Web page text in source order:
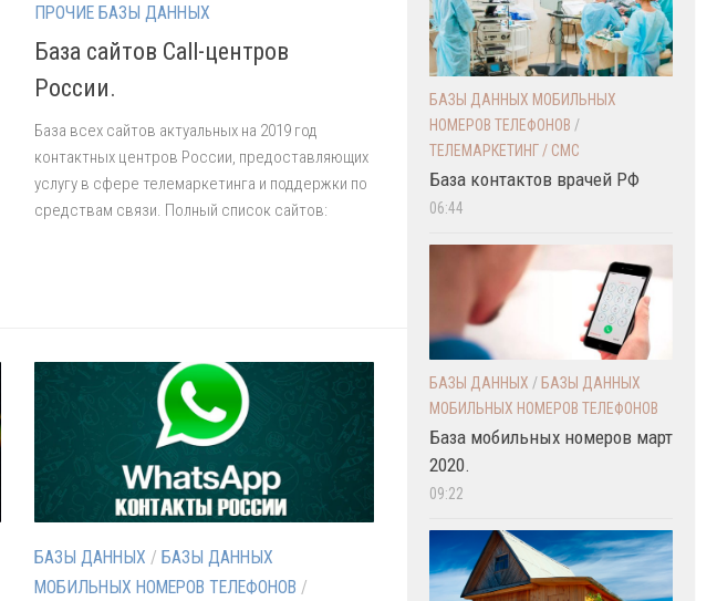
ПРОЧИЕ БАЗЫ ДАННЫХ
База сайтов Call-центров
России.
База всех сайтов актуальных на 2019 год
контактных центров России, предоставляющих
услугу в сфере телемаркетинга и поддержки по
средствам связи. Полный список сайтов:
БАЗЫ ДАННЫХ / БАЗЫ ДАННЫХ
МОБИЛЬНЫХ НОМЕРОВ ТЕЛЕФОНОВ /
БАЗЫ ДАННЫХ МОБИЛЬНЫХ
НОМЕРОВ ТЕЛЕФОНОВ /
ТЕЛЕМАРКЕТИНГ / СМС
База контактов врачей РФ
06:44
БАЗЫ ДАННЫХ / БАЗЫ ДАННЫХ
МОБИЛЬНЫХ НОМЕРОВ ТЕЛЕФОНОВ
База мобильных номеров март
2020.
09:22